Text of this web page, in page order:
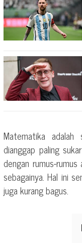
Matematika
dianggap paling
dengan rumus-
sebagainya. Hal ini
juga kurang bagus.